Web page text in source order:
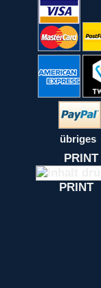
übriges
PRINT
PRINT